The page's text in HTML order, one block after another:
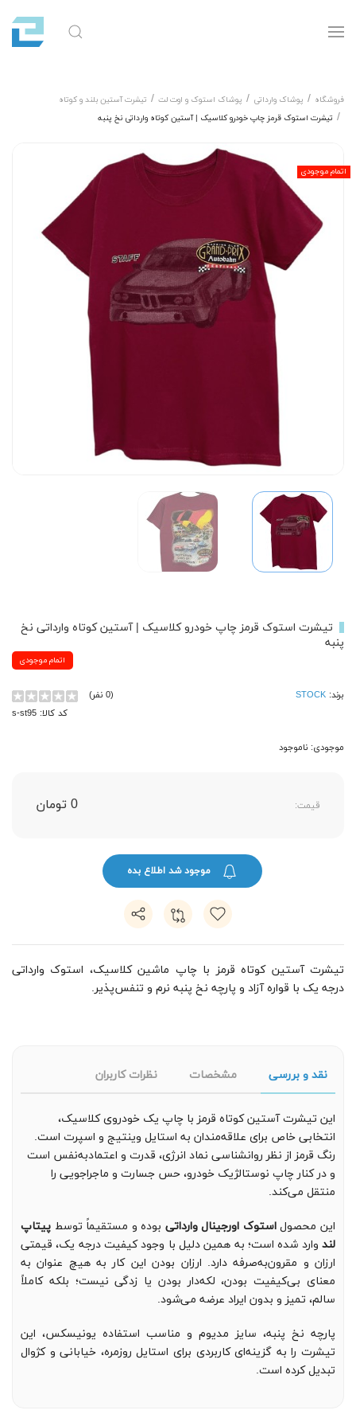
فروشگاه پوشاک وارداتی پوشاک استوک و اوت لت
تیشرت آستین بلند و کوتاه
تیشرت استوک قرمز چاپ خودرو کلاسیک | آستین کوتاه وارداتی نخ پنبه
اتمام موجودی
تیشرت استوک قرمز چاپ خودرو کلاسیک | آستین کوتاه وارداتی نخ
پنبه
اتمام موجودی
برند: STOCK
(0 نفر)
کد کالا: s-st95
موجودی: ناموجود
قیمت: 0 تومان
موجود شد اطلاع بده
تیشرت آستین کوتاه قرمز با چاپ ماشین کلاسیک، استوک وارداتی
درجه یک با قواره آزاد و پارچه نخ پنبه نرم و تنفس‌پذیر.
نقد و بررسی مشخصات نظرات کاربران
این تیشرت آستین کوتاه قرمز با چاپ یک خودروی کلاسیک،
انتخابی خاص برای علاقه‌مندان به استایل وینتیج و اسپرت است.
رنگ قرمز از نظر روانشناسی نماد انرژی، قدرت و اعتمادبه‌نفس است
و در کنار چاپ نوستالژیک خودرو، حس جسارت و ماجراجویی را
منتقل می‌کند.
این محصولاستوک اورجینال وارداتی بوده و مستقیماً توسط پیتاپ
لند وارد شده است؛ به همین دلیل با وجود کیفیت درجه یک، قیمتی
ارزان و مقرون‌به‌صرفه دارد. ارزان بودن این کار به هیچ عنوان به
معنای بی‌کیفیت بودن، لکه‌دار بودن یا زدگی نیست؛ بلکه کاملاً
سالم، تمیز و بدون ایراد عرضه می‌شود.
پارچه نخ پنبه، سایز مدیوم و مناسب استفاده یونیسکس، این
تیشرت را به گزینه‌ای کاربردی برای استایل روزمره، خیابانی و کژوال
تبدیل کرده است.